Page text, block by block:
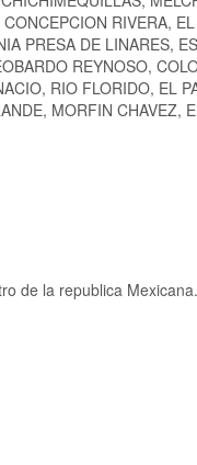
RIVERA,
PRESA DE LINARES,
REYNOSO,
RIO FLORIDO, EL
MORFIN CHAVEZ,
de la republica Mexicana.